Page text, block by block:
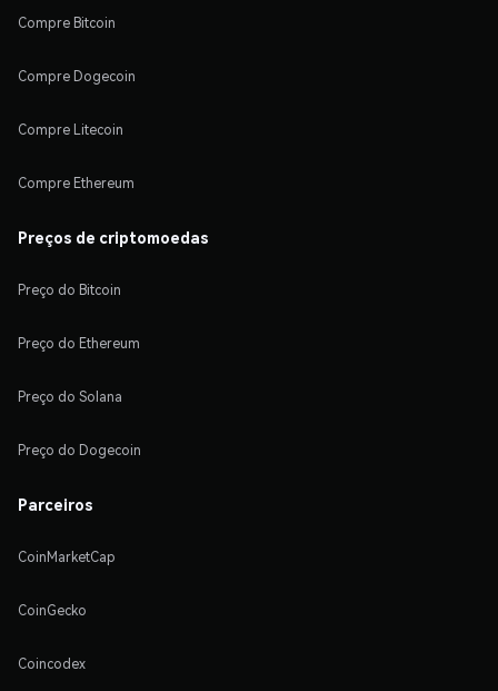
Compre Bitcoin
Compre Dogecoin
Compre Litecoin
Compre Ethereum
Preços de criptomoedas
Preço do Bitcoin
Preço do Ethereum
Preço do Solana
Preço do Dogecoin
Parceiros
CoinMarketCap
CoinGecko
Coincodex